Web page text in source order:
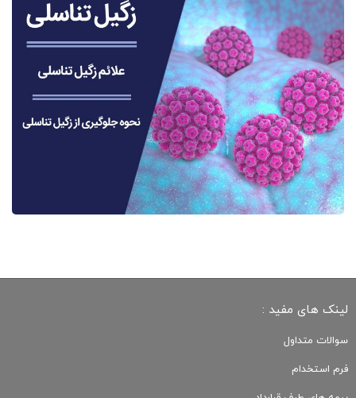
لینک های مفید :
سوالات متداول
فرم استخدام